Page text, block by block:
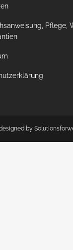
Pflege,
by